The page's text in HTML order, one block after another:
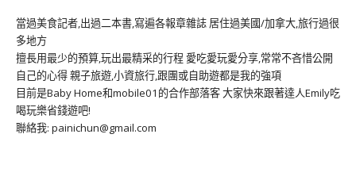
當過美食記者,出過二本書,寫遍各報章雜誌 居住過美國/加拿大,旅行過很
多地方
擅長用最少的預算,玩出最精采的行程 愛吃愛玩愛分享,常常不吝惜公開
自己的心得 親子旅遊,小資旅行,跟團或自助遊都是我的強項
目前是Baby Home和mobile01的合作部落客 大家快來跟著達人Emily吃
喝玩樂省錢遊吧!
聯絡我: painichun@gmail.com